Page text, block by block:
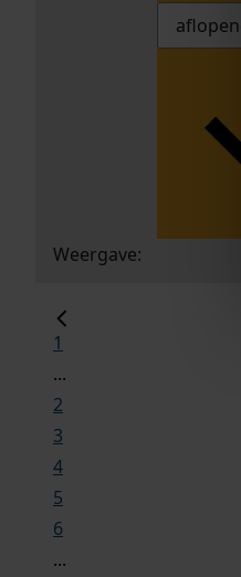
Weergave:
1
...
2
3
4
5
6
...